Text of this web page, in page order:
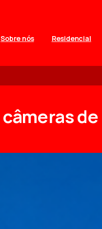
Sobre nós Residencial
câmerasde